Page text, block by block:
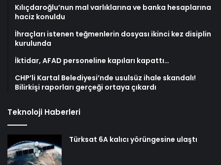
Kılıçdaroğlu’nun mal varlıklarına ve banka hesaplarına
haciz konuldu
İhraçları istenen teğmenlerin dosyası ikinci kez disiplin
kurulunda
İktidar, AFAD personeline kapıları kapattı…
CHP’li Kartal Belediyesi’nde usulsüz ihale skandalı!
Bilirkişi raporları gerçeği ortaya çıkardı
Teknoloji Haberleri
Türksat 6A kalıcı yörüngesine ulaştı